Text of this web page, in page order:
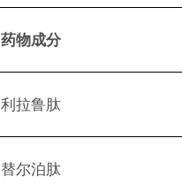
药物成分
利拉鲁肽
替尔泊肽